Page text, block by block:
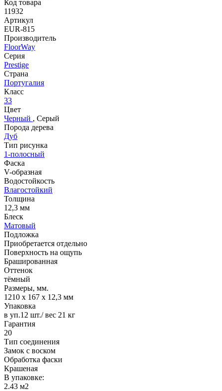
Код товара
11932
Артикул
EUR-815
Производитель
FloorWay
Серия
Prestige
Страна
Португалия
Класс
33
Цвет
Черный , Серый
Порода дерева
Дуб
Тип рисунка
1-полосный
Фаска
V-образная
Водостойкость
Влагостойкий
Толщина
12,3 мм
Блеск
Матовый
Подложка
Приобретается отдельно
Поверхность на ощупь
Брашированная
Оттенок
тёмный
Размеры, мм.
1210 х 167 х 12,3 мм
Упаковка
в уп.12 шт./ вес 21 кг
Гарантия
20
Тип соединения
Замок с воском
Обработка фаски
Крашеная
В упаковке:
2.43 м2